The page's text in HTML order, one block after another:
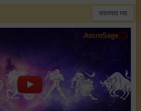
सदस्यता घ्या